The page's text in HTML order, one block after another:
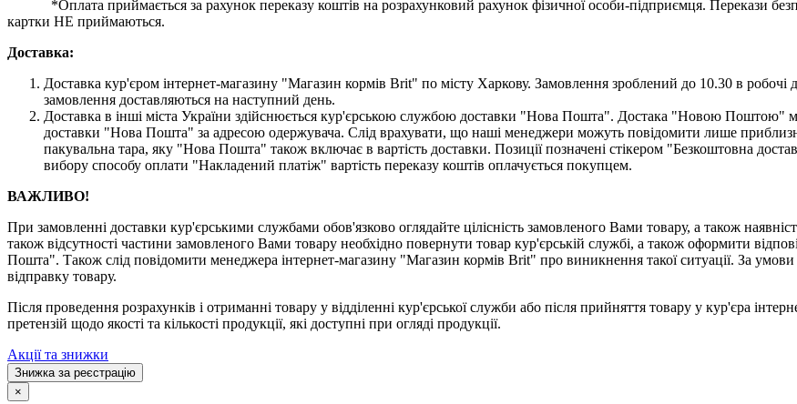
*Оплата приймається за рахунок переказу коштів на розрахунковий рахунок фізичної особи-підприємця. Перекази
картки НЕ приймаються.
Доставка:
Доставка кур'єром інтернет-магазину "Магазин кормів Brit" по місту Харкову. Замовлення зроблений до 10.30 в
замовлення доставляються на наступний день.
Доставка в інші міста України здійснюється кур'єрською службою доставки "Нова Пошта". Достака "Новою
доставки "Нова Пошта" за адресою одержувача. Слід врахувати, що наші менеджери можуть повідомити лише
пакувальна тара, яку "Нова Пошта" також включає в вартість доставки. Позиції позначені стікером "Безкоштовна
вибору способу оплати "Накладений платіж" вартість переказу коштів оплачується покупцем.
ВАЖЛИВО!
При замовленні доставки кур'єрськими службами обов'язково оглядайте цілісність замовленого Вами товару, а також
також відсутності частини замовленого Вами товару необхідно повернути товар кур'єрській службі, а також оформити
Пошта". Також слід повідомити менеджера інтернет-магазину "Магазин кормів Brit" про виникнення такої ситуації. За
відправку товару.
Після проведення розрахунків і отриманні товару у відділенні кур'єрської служби або після прийняття товару у кур'єра
претензій щодо якості та кількості продукції, які доступні при огляді продукції.
Акції та знижки
Знижка за реєстрацію
×